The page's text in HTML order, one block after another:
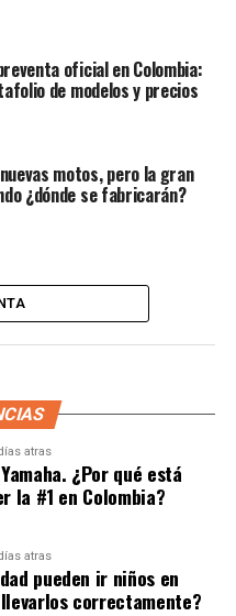
de Superbike
construyeron solo 75
el objetivo de validar su
“de
apenas los kilómetros
poca circulación, y más
o almacenamiento.
oficial en Colombia:
de modelos y precios
motos, pero la gran
¿dónde se fabricarán?
atras
¿Por qué está
la #1 en Colombia?
atras
pueden ir niños en
correctamente?